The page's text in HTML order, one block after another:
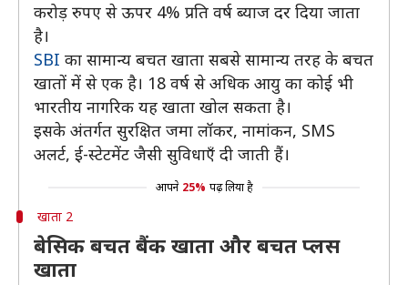
करोड़ रुपए से ऊपर 4% प्रति वर्ष ब्याज दर दिया जाता
है।
SBI का सामान्य बचत खाता सबसे सामान्य तरह के बचत
खातों में से एक है। 18 वर्ष से अधिक आयु का कोई भी
भारतीय नागरिक यह खाता खोल सकता है।
इसके अंतर्गत सुरक्षित जमा लॉकर, नामांकन, SMS
अलर्ट, ई-स्टेटमेंट जैसी सुविधाएँ दी जाती हैं।
आपने 25% पढ़ लिया है
खाता 2
बेसिक बचत बैंक खाता और बचत प्लस
खाता